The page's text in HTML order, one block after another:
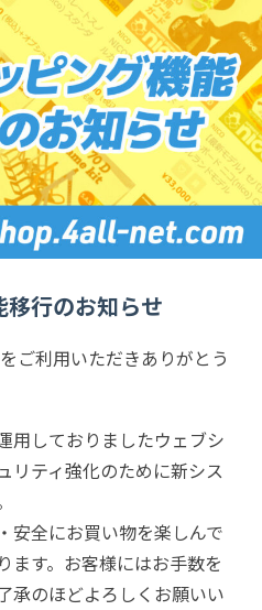
行のお知らせ
ご利用いただきありがとう
用しておりましたウェブシ
リティ強化のために新シス
安全にお買い物を楽しんで
ます。お客様にはお手数を
承のほどよろしくお願いい